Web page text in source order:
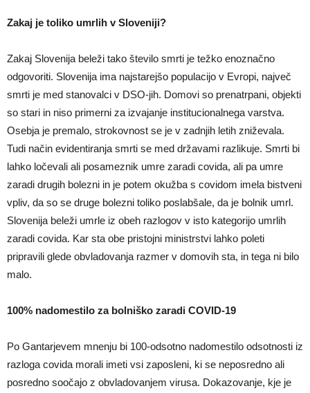
Zakaj je toliko umrlih v Sloveniji?
Zakaj Slovenija beleži tako število smrti je težko enoznačno
odgovoriti. Slovenija ima najstarejšo populacijo v Evropi, največ
smrti je med stanovalci v DSO-jih. Domovi so prenatrpani, objekti
so stari in niso primerni za izvajanje institucionalnega varstva.
Osebja je premalo, strokovnost se je v zadnjih letih zniževala.
Tudi način evidentiranja smrti se med državami razlikuje. Smrti bi
lahko ločevali ali posameznik umre zaradi covida, ali pa umre
zaradi drugih bolezni in je potem okužba s covidom imela bistveni
vpliv, da so se druge bolezni toliko poslabšale, da je bolnik umrl.
Slovenija beleži umrle iz obeh razlogov v isto kategorijo umrlih
zaradi covida. Kar sta obe pristojni ministrstvi lahko poleti
pripravili glede obvladovanja razmer v domovih sta, in tega ni bilo
malo.
100% nadomestilo za bolniško zaradi COVID-19
Po Gantarjevem mnenju bi 100-odsotno nadomestilo odsotnosti iz
razloga covida morali imeti vsi zaposleni, ki se neposredno ali
posredno soočajo z obvladovanjem virusa. Dokazovanje, kje je